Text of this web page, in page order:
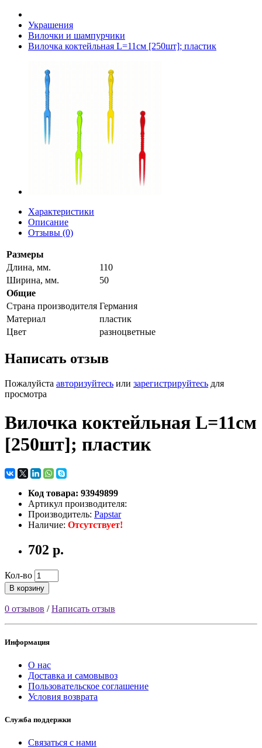
Украшения
Вилочки и шампурчики
Вилочка коктейльная L=11см [250шт]; пластик
Характеристики
Описание
Отзывы (0)
Размеры
Длина, мм.
110
Ширина, мм.
50
Общие
Страна производителя Германия
Материал
пластик
Цвет
разноцветные
Написать отзыв
Пожалуйста авторизуйтесь или зарегистрируйтесь для
просмотра
Вилочка коктейльная L=11см
[250шт]; пластик
Код товара: 93949899
Артикул производителя:
Производитель: Papstar
Наличие: Отсутствует!
702 р.
Кол-во
В корзину
0 отзывов /Написать отзыв
Информация
О нас
Доставка и самовывоз
Пользовательское соглашение
Условия возврата
Служба поддержки
Связаться с нами